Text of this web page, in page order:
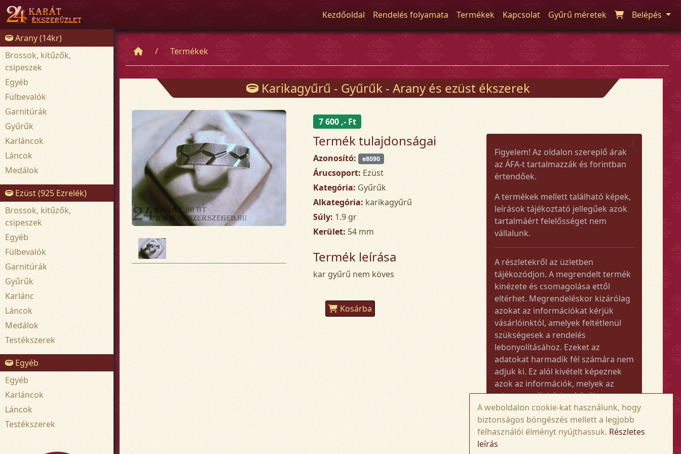
Kezdőoldal Rendelés folyamata Termékek Kapcsolat Gyűrű méretek Belépés
Arany (14kr)
Brossok, kitűzők,
csipeszek
Egyéb
Fülbevalók
Garnitúrák
Gyűrűk
Karláncok
Láncok
Medálok
Ezüst (925 Ezrelék)
Brossok, kitűzők,
csipeszek
Egyéb
Fülbevalók
Garnitúrák
Gyűrűk
Karlánc
Láncok
Medálok
Testékszerek
Egyéb
Egyéb
Karláncok
Láncok
Testékszerek
Termékek
Karikagyűrű - Gyűrűk - Arany és ezüst ékszerek
7 600 ,- Ft
Termék tulajdonságai
Azonosító: e8090
Árucsoport: Ezüst
Kategória: Gyűrűk
Alkategória: karikagyűrű
Súly: 1.9 gr
Kerület: 54 mm
Termék leírása
kar gyűrű nem köves
Kosárba
Figyelem! Az oldalon szereplő árak
az ÁFA-t tartalmazzák és forintban
értendőek.
A termékek mellett található képek,
leírások tájékoztató jellegűek azok
tartalmáért felelősséget nem
vállalunk.
A részletekről az üzletben
tájékozódjon. A megrendelt termék
kinézete és csomagolása ettől
eltérhet. Megrendeléskor kizárólag
azokat az információkat kérjük
vásárlóinktól, amelyek feltétlenül
szükségesek a rendelés
lebonyolításához. Ezeket az
adatokat harmadik fél számára nem
adjuk ki. Ez alól kivételt képeznek
azok az információk, melyek az
adott termék kézbesítéséhez vagy
kiszállításához szükségesek.
Amennyiben a megrendelt termék
összege meghaladja az 50.000 Ft-ot,
A weboldalon cookie-kat használunk, hogy
biztonságos böngészés mellett a legjobb
felhasználói élményt nyújthassuk. Részletes
leírás